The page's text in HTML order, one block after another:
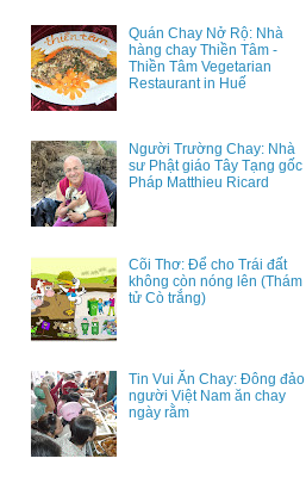
Quán Chay Nở Rộ: Nhà
hàng chay Thiền Tâm -
Thiền Tâm Vegetarian
Restaurant in Huế
Người Trường Chay: Nhà
sư Phật giáo Tây Tạng gốc
Pháp Matthieu Ricard
Cõi Thơ: Để cho Trái đất
không còn nóng lên (Thám
tử Cò trắng)
Tin Vui Ăn Chay: Đông đảo
người Việt Nam ăn chay
ngày rằm